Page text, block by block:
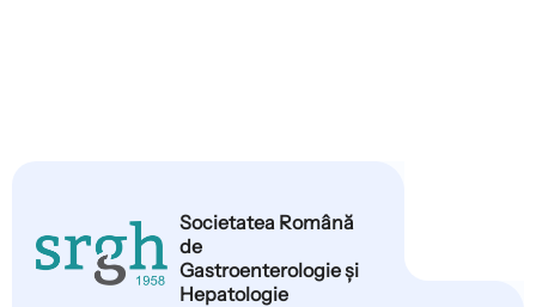
Societatea Română
de
Gastroenterologie și
Hepatologie